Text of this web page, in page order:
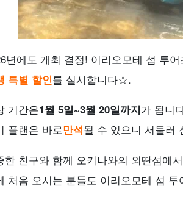
년에도 개최 결정! 이리오모테 섬 투
특별 할인를 실시합니다☆.
기간은1월 5일~3월 20일까지가 됩니
플랜은 바로만석될 수 있으니 서둘러
한 친구와 함께 오키나와의 외딴섬에
처음 오시는 분들도 이리오모테 섬